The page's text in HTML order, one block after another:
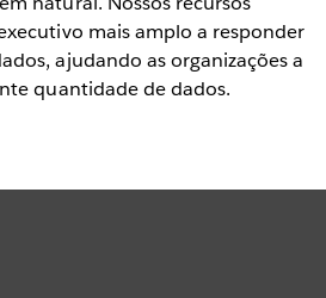
mais amplo a responder
ajudando as organizações a
quantidade de dados.